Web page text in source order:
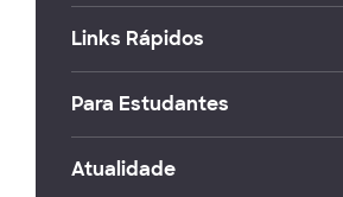
Links Rápidos
Para Estudantes
Atualidade